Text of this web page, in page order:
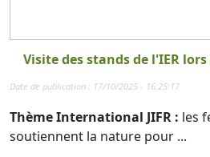
Visite des stands de l'IER lors
Date de publication : 17/10/2025 - 16:25:17
Thème International JIFR : les
soutiennent la nature pour ...